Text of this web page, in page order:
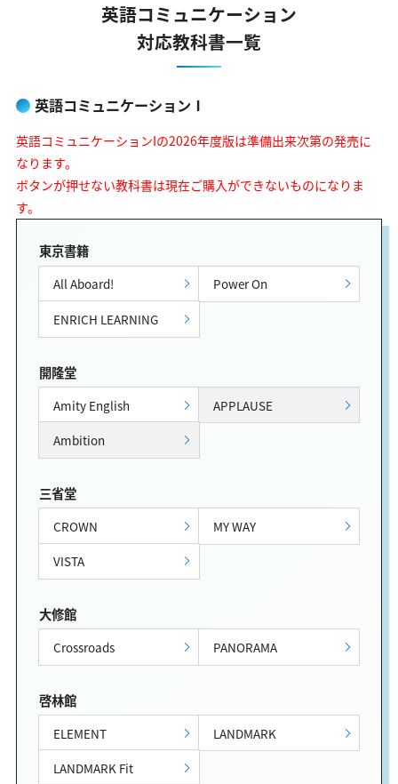
英語コミュニケーション
対応教科書一覧
英語コミュニケーションⅠ
英語コミュニケーションIの2026年度版は準備出来次第の発売に
なります。
ボタンが押せない教科書は現在ご購入ができないものになりま
す。
東京書籍
All Aboard!
Power On
ENRICH LEARNING
開隆堂
Amity English
APPLAUSE
Ambition
三省堂
CROWN
MY WAY
VISTA
大修館
Crossroads PANORAMA
啓林館
ELEMENT
LANDMARK
LANDMARK Fit